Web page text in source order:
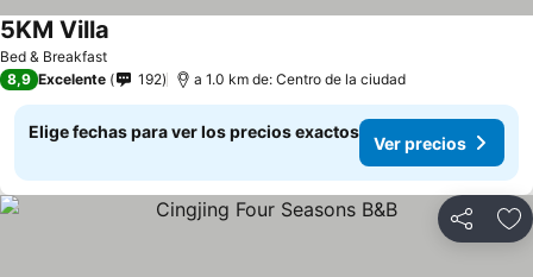
Bed & Breakfast
5KM Villa
8,9 Excelente 192 a 1.0 km de: Centro de la ciudad
Elige fechas para ver los precios exactos
Ver precios
Compartir